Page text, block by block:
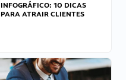
INFOGRÁFICO: 10 DICAS
PARA ATRAIR CLIENTES